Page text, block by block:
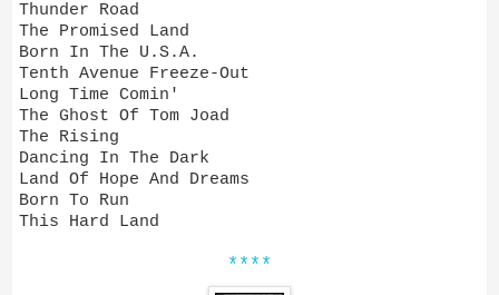
Thunder Road
The Promised Land
Born In The U.S.A.
Tenth Avenue Freeze-Out
Long Time Comin'
The Ghost Of Tom Joad
The Rising
Dancing In The Dark
Land Of Hope And Dreams
Born To Run
This Hard Land
****